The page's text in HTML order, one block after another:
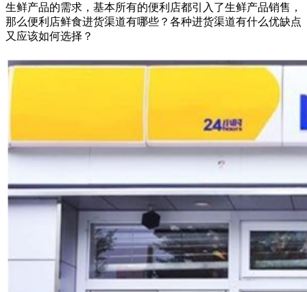
生鲜产品的需求，基本所有的便利店都引入了生鲜产品销售，
那么便利店鲜食进货渠道有哪些？各种进货渠道有什么优缺点
又应该如何选择？